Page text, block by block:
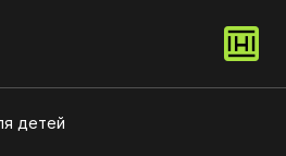
детей